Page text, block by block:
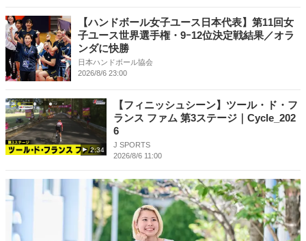
【ハンドボール女子ユース日本代表】第11回女
子ユース世界選手権・9ｰ12位決定戦結果／オラ
ンダに快勝
日本ハンドボール協会
2026/8/6 23:00
2:34
【フィニッシュシーン】ツール・ド・フ
ランス ファム 第3ステージ｜Cycle_202
6
J SPORTS
2026/8/6 11:00